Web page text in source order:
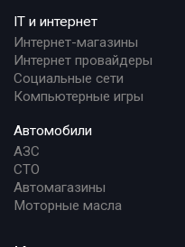
IT и интернет
Интернет-магазины
Интернет провайдеры
Социальные сети
Компьютерные игры
Автомобили
АЗС
СТО
Автомагазины
Моторные масла